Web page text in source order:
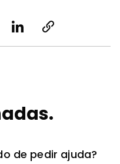
de pedir ajuda?